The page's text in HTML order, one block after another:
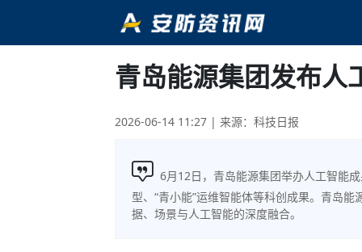
青岛能源集团发布人
2026-06-14 11:27 | 来源：科技日报
6月12日，青岛能源集团举办人工智能
型、“青小能”运维智能体等科创成果。青岛
据、场景与人工智能的深度融合。